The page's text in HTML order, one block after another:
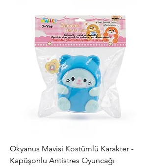
Okyanus Mavisi Kostümlü Karakter -
Kapüşonlu Antistres Oyuncağı